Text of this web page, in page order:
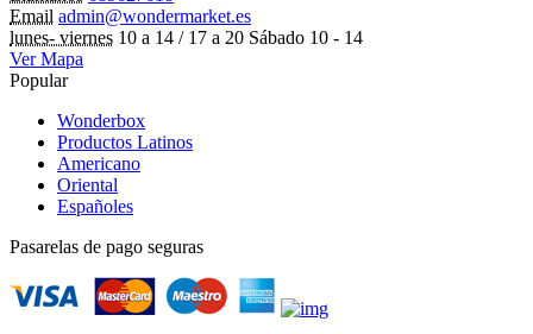
Email admin@wondermarket.es
lunes- viernes 10 a 14 / 17 a 20 Sábado 10 - 14
Ver Mapa
Popular
Wonderbox
Productos Latinos
Americano
Oriental
Españoles
Pasarelas de pago seguras